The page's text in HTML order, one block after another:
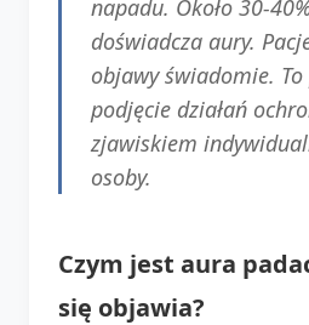
napadu. Około 30-
doświadcza aury.
objawy świadomie.
podjęcie działań
zjawiskiem
osoby.
Czym jest aura
się objawia?